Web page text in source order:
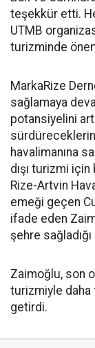
teşekkür etti.
UTMB
turizminde
MarkaRize
sağlamaya
potansiyelini
havalimanına
dışı turizmi
Rize-Artvin
emeği geçen
ifade eden
şehre
Zaimoğlu, son
turizmiyle daha
getirdi.